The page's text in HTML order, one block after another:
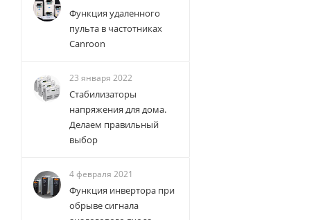
Функция удаленного
пульта в частотниках
Canroon
23 января 2022
Стабилизаторы
напряжения для дома.
Делаем правильный
выбор
4 февраля 2021
Функция инвертора при
обрыве сигнала